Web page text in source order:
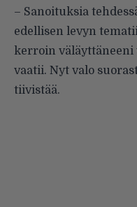
– Sanoituksia
edellisen levyn
kerroin väläyttäneeni
vaatii. Nyt valo
tiivistää.